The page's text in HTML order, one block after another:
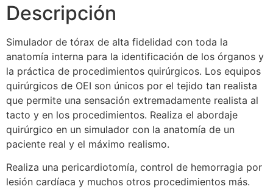
Descripción
Simulador de tórax de alta fidelidad con toda la
anatomía interna para la identificación de los órganos y
la práctica de procedimientos quirúrgicos. Los equipos
quirúrgicos de OEI son únicos por el tejido tan realista
que permite una sensación extremadamente realista al
tacto y en los procedimientos. Realiza el abordaje
quirúrgico en un simulador con la anatomía de un
paciente real y el máximo realismo.
Realiza una pericardiotomía, control de hemorragia por
lesión cardíaca y muchos otros procedimientos más.